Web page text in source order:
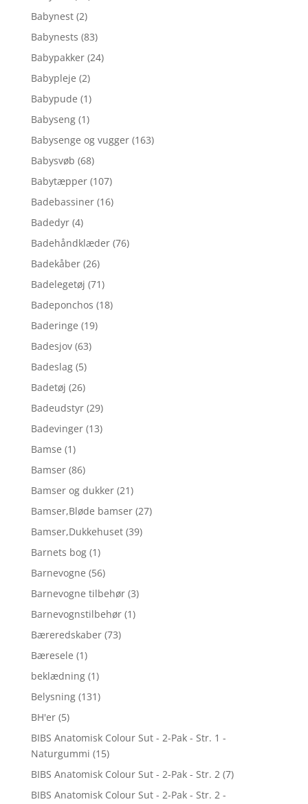
Babynest (2)
Babynests (83)
Babypakker (24)
Babypleje (2)
Babypude (1)
Babyseng (1)
Babysenge og vugger (163)
Babysvøb (68)
Babytæpper (107)
Badebassiner (16)
Badedyr (4)
Badehåndklæder (76)
Badekåber (26)
Badelegetøj (71)
Badeponchos (18)
Baderinge (19)
Badesjov (63)
Badeslag (5)
Badetøj (26)
Badeudstyr (29)
Badevinger (13)
Bamse (1)
Bamser (86)
Bamser og dukker (21)
Bamser,Bløde bamser (27)
Bamser,Dukkehuset (39)
Barnets bog (1)
Barnevogne (56)
Barnevogne tilbehør (3)
Barnevognstilbehør (1)
Bæreredskaber (73)
Bæresele (1)
beklædning (1)
Belysning (131)
BH'er (5)
BIBS Anatomisk Colour Sut - 2-Pak - Str. 1 -
Naturgummi (15)
BIBS Anatomisk Colour Sut - 2-Pak - Str. 2 (7)
BIBS Anatomisk Colour Sut - 2-Pak - Str. 2 -